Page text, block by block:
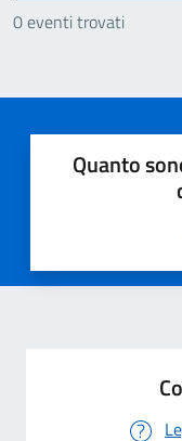
0 eventi trovati
Quanto